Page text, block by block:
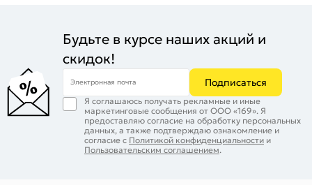
Будьте в курсе наших акций и
скидок!
Электронная почта Подписаться
Я соглашаюсь получать рекламные и иные
маркетинговые сообщения от ООО «169». Я
предоставляю согласие на обработку персональных
данных, а также подтверждаю ознакомление и
согласие с Политикой конфиденциальности и
Пользовательским соглашением.